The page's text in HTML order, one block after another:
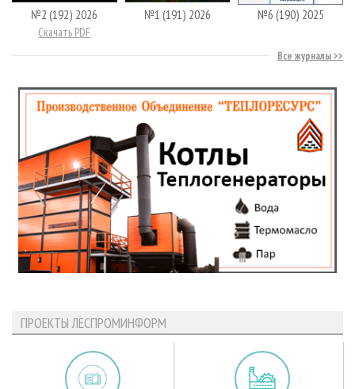
№2 (192) 2026
Скачать PDF
№1 (191) 2026 №6 (190) 2025
Все журналы
ПРОЕКТЫ ЛЕСПРОМИНФОРМ